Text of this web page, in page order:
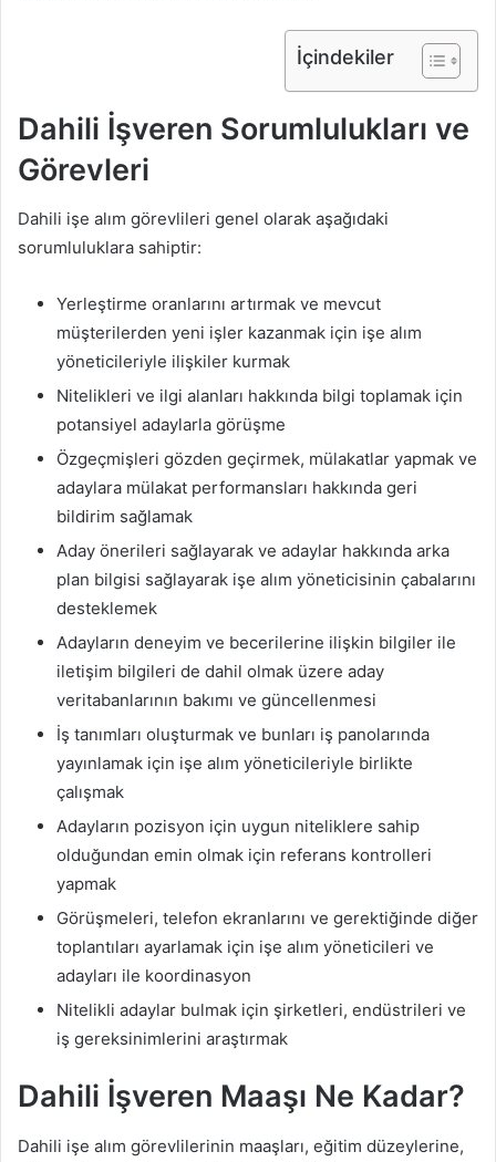
İçindekiler
Dahili İşveren Sorumlulukları ve
Görevleri
Dahili işe alım görevlileri genel olarak aşağıdaki
sorumluluklara sahiptir:
Yerleştirme oranlarını artırmak ve mevcut
müşterilerden yeni işler kazanmak için işe alım
yöneticileriyle ilişkiler kurmak
Nitelikleri ve ilgi alanları hakkında bilgi toplamak için
potansiyel adaylarla görüşme
Özgeçmişleri gözden geçirmek, mülakatlar yapmak ve
adaylara mülakat performansları hakkında geri
bildirim sağlamak
Aday önerileri sağlayarak ve adaylar hakkında arka
plan bilgisi sağlayarak işe alım yöneticisinin çabalarını
desteklemek
Adayların deneyim ve becerilerine ilişkin bilgiler ile
iletişim bilgileri de dahil olmak üzere aday
veritabanlarının bakımı ve güncellenmesi
İş tanımları oluşturmak ve bunları iş panolarında
yayınlamak için işe alım yöneticileriyle birlikte
çalışmak
Adayların pozisyon için uygun niteliklere sahip
olduğundan emin olmak için referans kontrolleri
yapmak
Görüşmeleri, telefon ekranlarını ve gerektiğinde diğer
toplantıları ayarlamak için işe alım yöneticileri ve
adayları ile koordinasyon
Nitelikli adaylar bulmak için şirketleri, endüstrileri ve
iş gereksinimlerini araştırmak
Dahili İşveren Maaşı Ne Kadar?
Dahili işe alım görevlilerinin maaşları, eğitim düzeylerine,